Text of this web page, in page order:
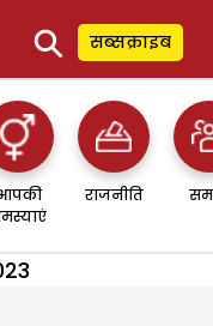
⚲ सब्सक्राइब
राजनीति